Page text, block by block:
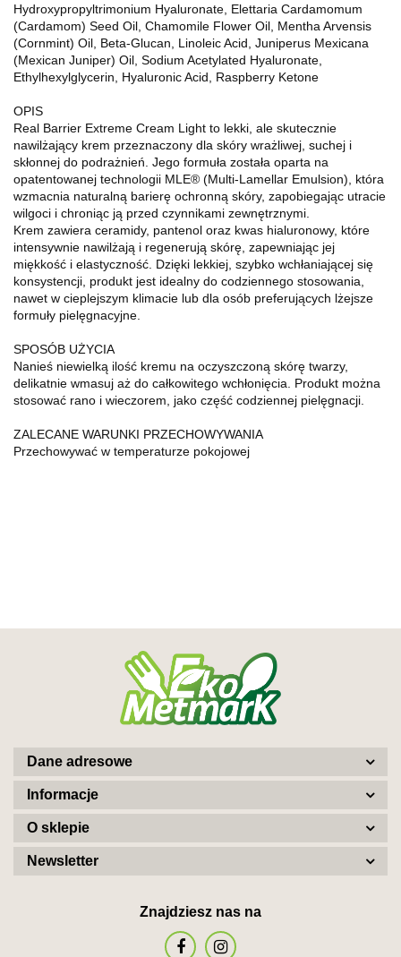
Hydroxypropyltrimonium Hyaluronate, Elettaria Cardamomum
(Cardamom) Seed Oil, Chamomile Flower Oil, Mentha Arvensis
(Cornmint) Oil, Beta-Glucan, Linoleic Acid, Juniperus Mexicana
(Mexican Juniper) Oil, Sodium Acetylated Hyaluronate,
Ethylhexylglycerin, Hyaluronic Acid, Raspberry Ketone
OPIS
Real Barrier Extreme Cream Light to lekki, ale skutecznie
nawilżający krem przeznaczony dla skóry wrażliwej, suchej i
skłonnej do podrażnień. Jego formuła została oparta na
opatentowanej technologii MLE® (Multi-Lamellar Emulsion), która
wzmacnia naturalną barierę ochronną skóry, zapobiegając utracie
wilgoci i chroniąc ją przed czynnikami zewnętrznymi.
Krem zawiera ceramidy, pantenol oraz kwas hialuronowy, które
intensywnie nawilżają i regenerują skórę, zapewniając jej
miękkość i elastyczność. Dzięki lekkiej, szybko wchłaniającej się
konsystencji, produkt jest idealny do codziennego stosowania,
nawet w cieplejszym klimacie lub dla osób preferujących lżejsze
formuły pielęgnacyjne.
SPOSÓB UŻYCIA
Nanieś niewielką ilość kremu na oczyszczoną skórę twarzy,
delikatnie wmasuj aż do całkowitego wchłonięcia. Produkt można
stosować rano i wieczorem, jako część codziennej pielęgnacji.
ZALECANE WARUNKI PRZECHOWYWANIA
Przechowywać w temperaturze pokojowej
Dane adresowe
Informacje
O sklepie
Newsletter
Znajdziesz nas na